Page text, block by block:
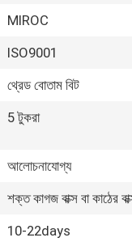
MIROC
ISO9001
থ্রেড বোতাম বিট
5 টুকরা
আলোচনাযোগ্য
শক্ত কাগজ বাক্স বা কাঠের
10-22days